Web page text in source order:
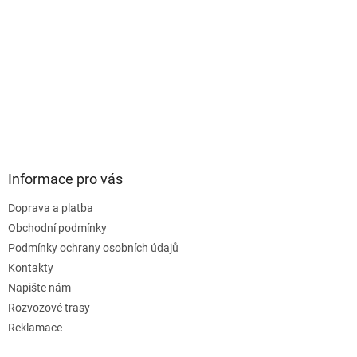
Informace pro vás
Doprava a platba
Obchodní podmínky
Podmínky ochrany osobních údajů
Kontakty
Napište nám
Rozvozové trasy
Reklamace